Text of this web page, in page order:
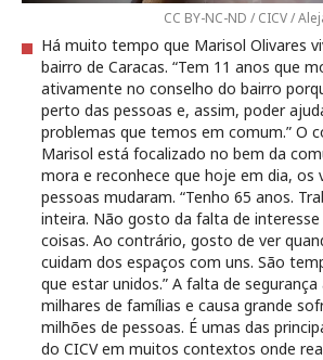
CC BY-NC-ND / CICV /
Há muito tempo que Marisol Olivares
bairro de Caracas. “Tem 11 anos que
ativamente no conselho do bairro
perto das pessoas e, assim, poder
problemas que temos em comum.” O
Marisol está focalizado no bem da
mora e reconhece que hoje em dia, os
pessoas mudaram. “Tenho 65 anos.
inteira. Não gosto da falta de interesse
coisas. Ao contrário, gosto de ver
cuidam dos espaços com uns. São
que estar unidos.” A falta de
milhares de famílias e causa grande
milhões de pessoas. É umas das
do CICV em muitos contextos onde